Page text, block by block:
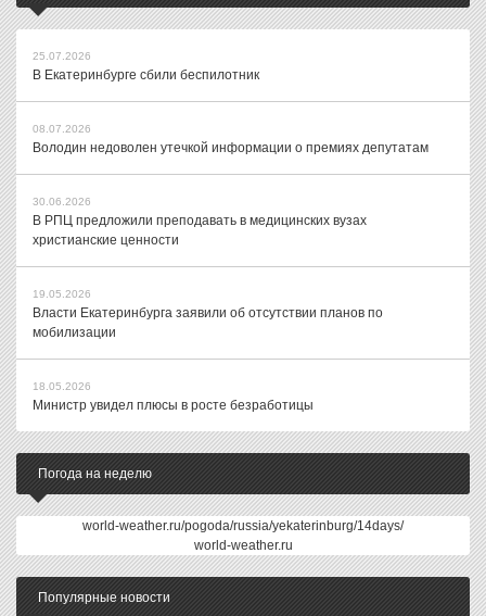
25.07.2026
В Екатеринбурге сбили беспилотник
08.07.2026
Володин недоволен утечкой информации о премиях депутатам
30.06.2026
В РПЦ предложили преподавать в медицинских вузах
христианские ценности
19.05.2026
Власти Екатеринбурга заявили об отсутствии планов по
мобилизации
18.05.2026
Министр увидел плюсы в росте безработицы
Погода на неделю
world-weather.ru/pogoda/russia/yekaterinburg/14days/
world-weather.ru
Популярные новости